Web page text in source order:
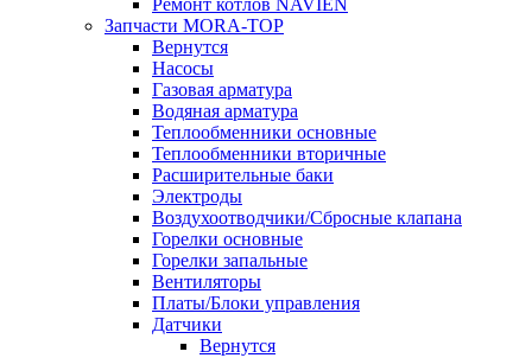
Ремонт котлов NAVIEN
Запчасти MORA-TOP
Вернутся
Насосы
Газовая арматура
Водяная арматура
Теплообменники основные
Теплообменники вторичные
Расширительные баки
Электроды
Воздухоотводчики/Сбросные клапана
Горелки основные
Горелки запальные
Вентиляторы
Платы/Блоки управления
Датчики
Вернутся